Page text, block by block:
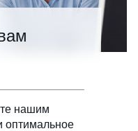
нашим
оптимальное